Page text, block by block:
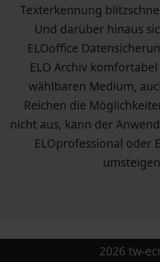
Texterkennung
Und darüber hinaus
ELOoffice
ELO Archiv
wählbaren Medium,
Reichen die
nicht aus, kann der
ELOprofessional oder
2026 tw-